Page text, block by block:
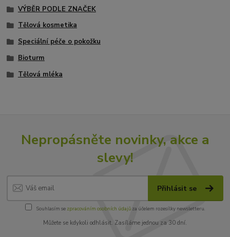
VÝBĚR PODLE ZNAČEK
Tělová kosmetika
Speciální péče o pokožku
Bioturm
Tělová mléka
Nepropásněte novinky, akce a
slevy!
Přihlásit se
Souhlasím se zpracováním osobních údajůza účelem rozesílky newsletteru.
Můžete se kdykoli odhlásit. Zasíláme jednou za 30 dní.